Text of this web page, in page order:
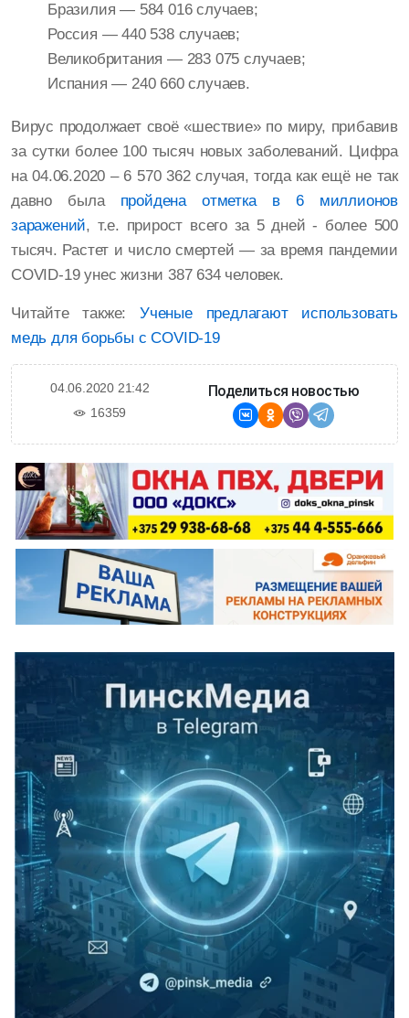
Бразилия — 584 016 случаев;
Россия — 440 538 случаев;
Великобритания — 283 075 случаев;
Испания — 240 660 случаев.
Вирус продолжает своё «шествие» по миру, прибавив
за сутки более 100 тысяч новых заболеваний. Цифра
на 04.06.2020 – 6 570 362 случая, тогда как ещё не так
давно была пройдена отметка в 6 миллионов
заражений, т.е. прирост всего за 5 дней - более 500
тысяч. Растет и число смертей — за время пандемии
COVID-19 унес жизни 387 634 человек.
Читайте также: Ученые предлагают использовать
медь для борьбы с COVID-19
04.06.2020 21:42
16359
Поделиться новостью